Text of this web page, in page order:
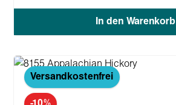
In den Warenkorb
Versandkostenfrei